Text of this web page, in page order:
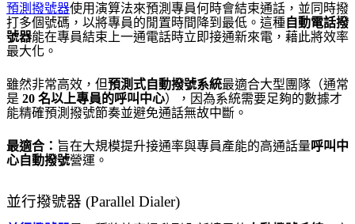
預測撥號器使用演算法來預測專員何時會結束通話，並同時撥
打多個號碼，以將專員的閒置時間降到最低。這種自動電話撥
號器能在專員結束上一通電話時立即接通新來電，藉此將效率
最大化。
雖然非常高效，但預測式自動撥號系統最適合大型團隊（通常
是 20 名以上專員的呼叫中心），因為系統需要足夠的數據才
能精確預測撥號節奏並避免通話無故中斷。
最適合： 旨在大規模提升接通率與專員產能的高通話量呼叫中
心自動撥號營運。
並行撥號器 (Parallel Dialer)